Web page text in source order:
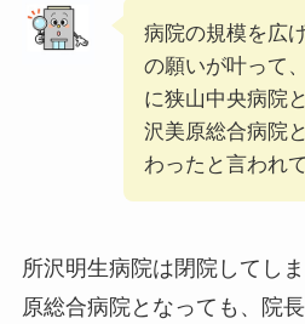
病院の規模を広
の願いが叶って
に狭山中央病院
沢美原総合病院
わったと言われ
所沢明生病院は閉院してし
原総合病院となっても、院